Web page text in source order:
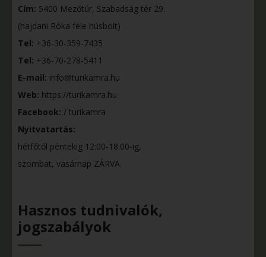
Cím: 5400 Mezőtúr, Szabadság tér 29.
(hajdani Róka féle húsbolt)
Tel: +36-30-359-7435
Tel: +36-70-278-5411
E-mail: info@turikamra.hu
Web: https://turikamra.hu
Facebook: / turikamra
Nyitvatartás:
hétfőtől péntekig 12:00-18:00-ig,
szombat, vasárnap ZÁRVA.
Hasznos tudnivalók,
jogszabályok